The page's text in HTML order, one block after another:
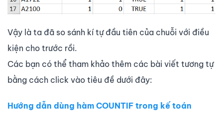
Vậy là ta đã so sánh kí tự đầu tiên của chuỗi với điều
kiện cho trước rồi.
Các bạn có thể tham khảo thêm các bài viết tương tự
bằng cách click vào tiêu đề dưới đây:
Hướng dẫn dùng hàm COUNTIF trong kế toán